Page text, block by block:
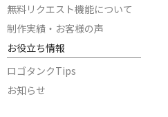
無料リクエスト機能について
制作実績・お客様の声
お役立ち情報
ロゴタンクTips
お知らせ